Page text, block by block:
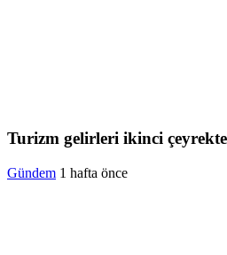
Turizm gelirleri ikinci
Gündem 1 hafta önce